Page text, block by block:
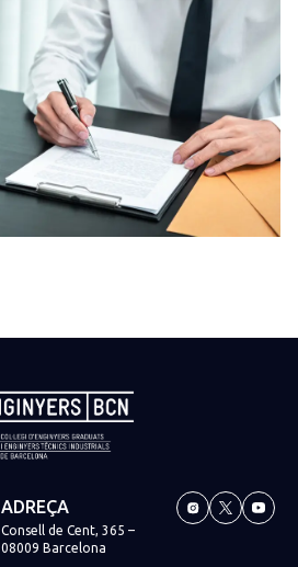
ADREÇA
Consell de Cent, 365 –
08009 Barcelona